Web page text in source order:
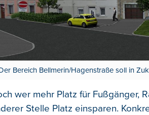
Bereich Bellmerin/Hagenstraße soll in
wer mehr Platz für Fußgänger,
Stelle Platz einsparen.